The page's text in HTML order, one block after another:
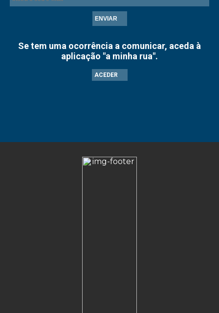
ENVIAR
Se tem uma ocorrência a comunicar, aceda à
aplicação "a minha rua".
ACEDER